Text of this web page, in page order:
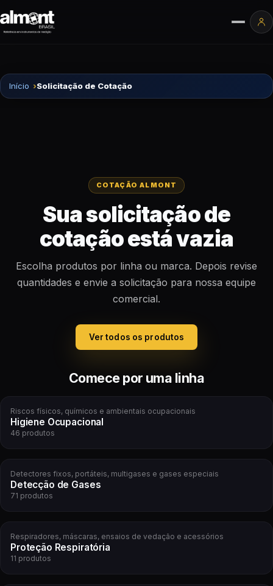
Início Solicitação de Cotação
COTAÇÃO ALMONT
Sua solicitação de
cotação está vazia
Escolha produtos por linha ou marca. Depois revise
quantidades e envie a solicitação para nossa equipe
comercial.
Ver todos os produtos
Comece por uma linha
Riscos físicos, químicos e ambientais ocupacionais
Higiene Ocupacional
46 produtos
Detectores fixos, portáteis, multigases e gases especiais
Detecção de Gases
71 produtos
Respiradores, máscaras, ensaios de vedação e acessórios
Proteção Respiratória
11 produtos